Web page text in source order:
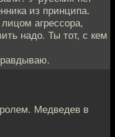
из принципа.
агрессора,
надо. Ты тот, с кем
Медведев в